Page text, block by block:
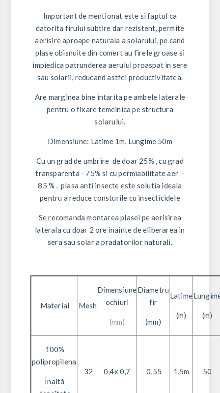
Important de mentionat este si faptul ca
datorita firului subtire dar rezistent, permite
aerisire aproape naturala a solarului, pe cand
plase obisnuite din comert au firele groase si
impiedica patrunderea aerului proaspat in sere
sau solarii, reducand astfel productivitatea.
Are marginea bine intarita pe ambele laterale
pentru o fixare temeinica pe structura
solarului.
Dimensiune: Latime 1m, Lungime 50m
Cu ungrad de umbrire de doar 25% , cu grad
transparenta - 75% si cu permiabilitate aer -
85 % , plasa anti insecte este solutia ideala
pentru a reduce consturile cu insecticidele
Se recomanda montarea plasei pe aerisirea
laterala cu doar 2 ore inainte de eliberarea in
sera sau solar a pradatorilor naturali.
Material Mesh
Dimensiune
ochiuri
(mm)
Diametru
fir
(mm)
Latime
(m) (m)
100%
polipropilena
Înaltă
32 0,4x 0,7 0,55 1,5m 50